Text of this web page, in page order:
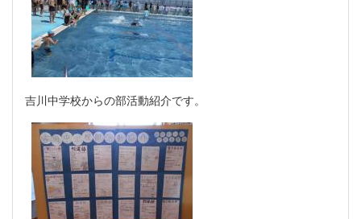
吉川中学校からの部活動紹介です。